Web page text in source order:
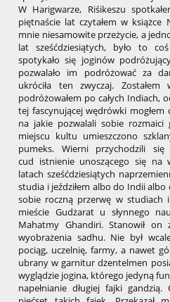
W Harigwarze, Riśikeszu
piętnaście lat czytałem w książce
mnie niesamowite przeżycie, a
lat sześćdziesiątych, było to
spotykało się joginów
pozwalało im podróżować za
ukróciła ten zwyczaj.
podróżowałem po całych Indiach,
tej fascynującej wędrówki mogłem
na jakie pozwalali sobie
miejscu kultu umieszczono
pumeks. Wierni przychodzili
cud istnienie unoszącego się na
latach sześćdziesiątych
studia i jeździłem albo do Indii albo
sobie roczną przerwę w studiach
mieście Gudżarat u słynnego
Mahatmy Ghandiri. Stanowił on
wyobrażenia sadhu. Nie był
pociąg, uczelnię, farmy, a nawet
ubrany w garnitur dżentelmen
wyglądzie jogina, którego jedyną
napełnianie długiej fajki